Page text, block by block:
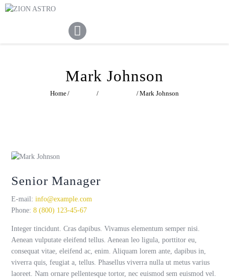
Mark Johnson
Home Mark Johnson
ABOUT
ACADEMY PATHWAYS &
DEVELOPMENT
GET INVOLVED
NEWS
Senior Manager
E-mail:info@example.com
Phone:8 (800) 123-45-67
Integer tincidunt. Cras dapibus. Vivamus elementum semper nisi.
Aenean vulputate eleifend tellus. Aenean leo ligula, porttitor eu,
consequat vitae, eleifend ac, enim. Aliquam lorem ante, dapibus in,
viverra quis, feugiat a, tellus. Phasellus viverra nulla ut metus varius
laoreet. Nam ornare pellentesque tortor, nec euismod sem euismod vel.